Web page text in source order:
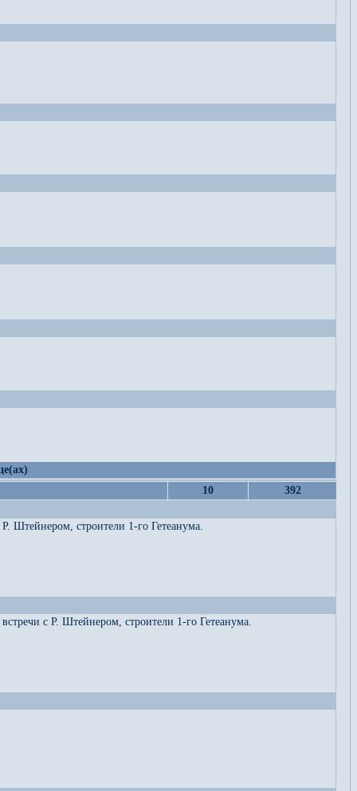
10
392
Штейнером, строители 1-го Гетеанума.
с Р. Штейнером, строители 1-го Гетеанума.